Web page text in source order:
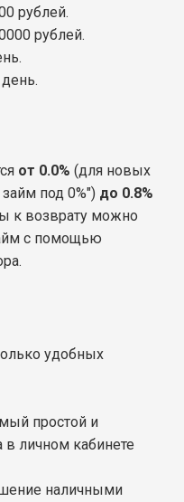
рублей.
рублей.
от 0.0% (для новых
под 0%") до 0.8%
к возврату можно
с помощью
удобных
простой и
личном кабинете
наличными